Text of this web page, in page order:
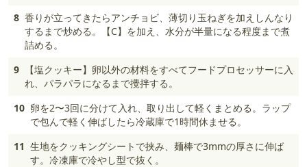
8 香りが立ってきたらアンチョビ、薄切り玉ねぎを加えしんなり
するまで炒める。【C】を加え、水分が半量になる程度まで煮
詰める。
9
【塩クッキー】卵以外の材料をすべてフードプロセッサーに入
れ、パラパラになるまで攪拌する。
10 卵を2〜3回に分けて入れ、取り出して軽くまとめる。ラップ
で包んで軽く伸ばしたら冷蔵庫で1時間休ませる。
11 生地をクッキングシートで挟み、麺棒で3mmの厚さに伸ば
す。冷凍庫で冷やし型で抜く。